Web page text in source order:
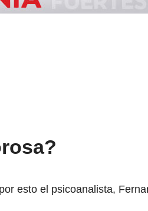
esto el psicoanalista,